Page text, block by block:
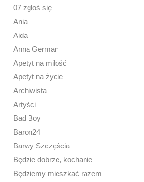
07 zgłoś się
Ania
Aida
Anna German
Apetyt na miłość
Apetyt na życie
Archiwista
Artyści
Bad Boy
Baron24
Barwy Szczęścia
Będzie dobrze, kochanie
Będziemy mieszkać razem